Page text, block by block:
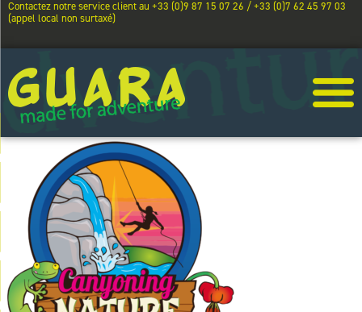
Contactez notre service client au +33 (0)9 87 15 07 26 / +33 (0)7 62 45 97 03
(appel local non surtaxé)